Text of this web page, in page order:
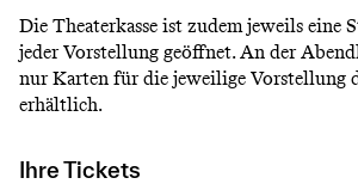
Die Theaterkasse ist zudem jeweils eine
jeder Vorstellung geöffnet. An der
nur Karten für die jeweilige Vorstellung
erhältlich.
Ihre Tickets